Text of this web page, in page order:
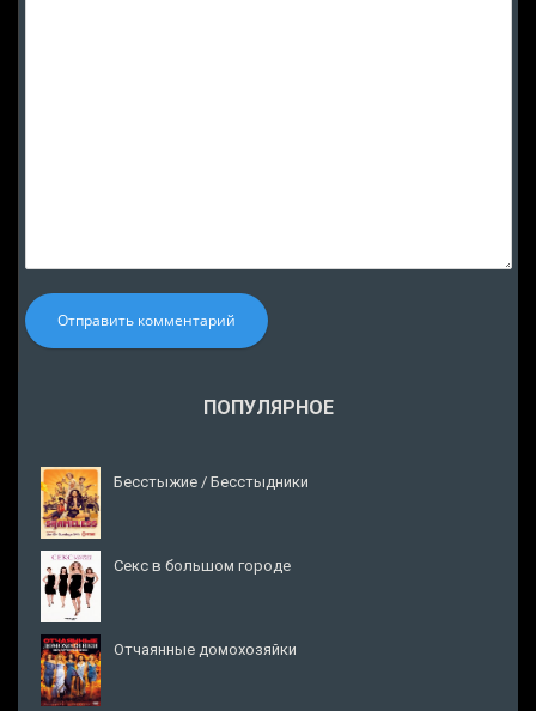
Отправить комментарий
ПОПУЛЯРНОЕ
Бесстыжие / Бесстыдники
Секс в большом городе
Отчаянные домохозяйки